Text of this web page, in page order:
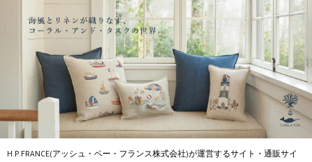
H.P.FRANCE(アッシュ・ペー・フランス株式会社)が運営するサイト・通販サイ